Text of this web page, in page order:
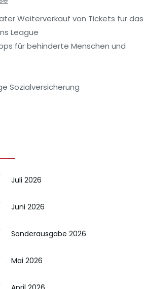
Weiterverkauf von Tickets für das
League
für behinderte Menschen und
Sozialversicherung
Juli 2026
Juni 2026
Sonderausgabe 2026
Mai 2026